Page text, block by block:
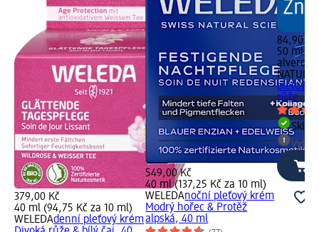
379,00 Kč
40 ml (94,75 Kč za 10 ml)
WELEDAdenní pleťový krém
549,00 Kč
40 ml (137,25 Kč za 10 ml)
WELEDAnoční pleťový krém
Modrý hořec & Protěž
alpská, 40 ml
84,90 Kč
50 ml
alverde
pleťový
růže, 50